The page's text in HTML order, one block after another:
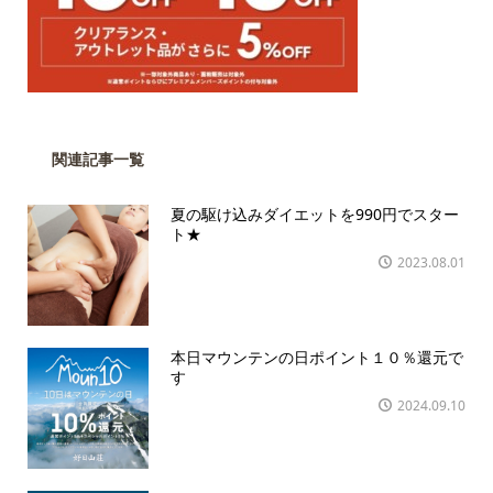
関連記事一覧
夏の駆け込みダイエットを990円でスター
ト★
2023.08.01
本日マウンテンの日ポイント１０％還元で
す
2024.09.10